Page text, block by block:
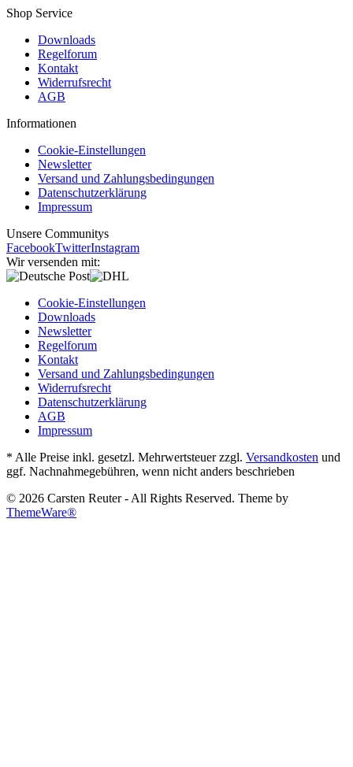
Shop Service
Downloads
Regelforum
Kontakt
Widerrufsrecht
AGB
Informationen
Cookie-Einstellungen
Newsletter
Versand und Zahlungsbedingungen
Datenschutzerklärung
Impressum
Unsere Communitys
FacebookTwitterInstagram
Wir versenden mit:
Cookie-Einstellungen
Downloads
Newsletter
Regelforum
Kontakt
Versand und Zahlungsbedingungen
Widerrufsrecht
Datenschutzerklärung
AGB
Impressum
* Alle Preise inkl. gesetzl. Mehrwertsteuer zzgl. Versandkosten und
ggf. Nachnahmegebühren, wenn nicht anders beschrieben
© 2026 Carsten Reuter - All Rights Reserved. Theme by
ThemeWare®